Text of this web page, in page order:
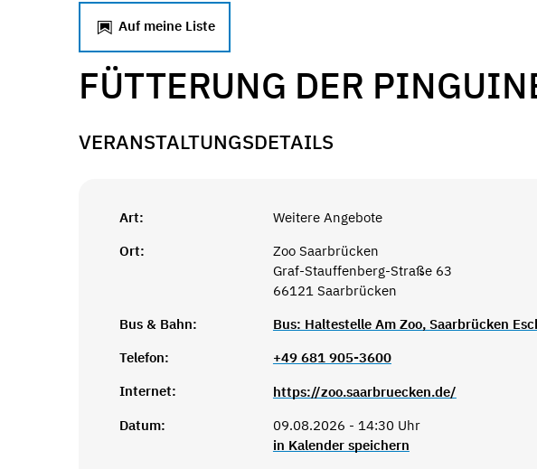
Auf meine Liste
FÜTTERUNG DER
VERANSTALTUNGSDETAILS
Art:
Weitere Angebote
Ort:
Zoo Saarbrücken
Graf-Stauffenberg-Straße 63
66121 Saarbrücken
Bus & Bahn:
Bus: Haltestelle Am Zoo, Saarbrücken
Telefon:
+49 681 905-3600
Internet:
https://zoo.saarbruecken.de/
Datum:
09.08.2026 - 14:30 Uhr
in Kalender speichern